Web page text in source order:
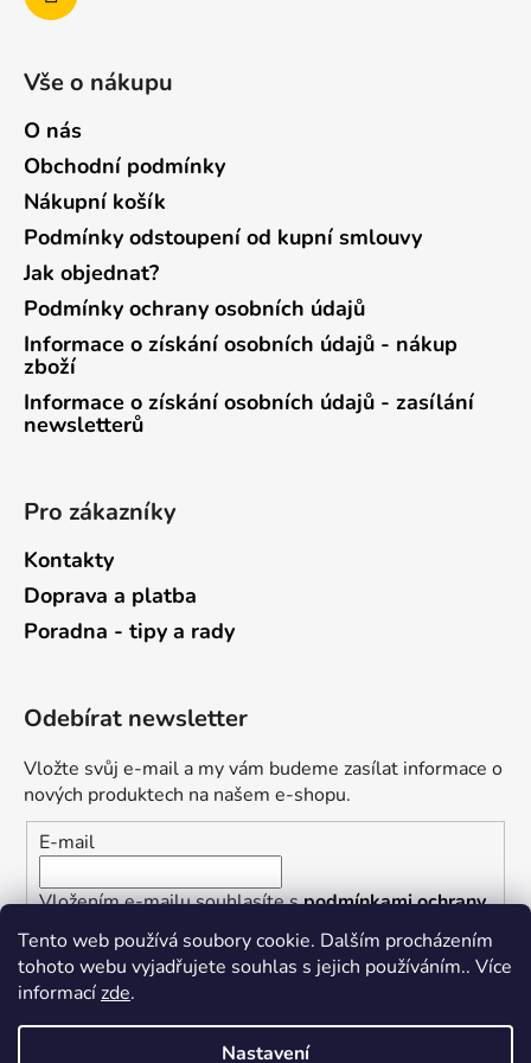
Tento web používá soubory cookie. Dalším procházením
tohoto webu vyjadřujete souhlas s jejich používáním.. Více
informacízde.
Nastavení
Vše o nákupu
O nás
Obchodní podmínky
Nákupní košík
Podmínky odstoupení od kupní smlouvy
Jak objednat?
Podmínky ochrany osobních údajů
Informace o získání osobních údajů - nákup
zboží
Informace o získání osobních údajů - zasílání
newsletterů
Pro zákazníky
Kontakty
Doprava a platba
Poradna - tipy a rady
Odebírat newsletter
Vložte svůj e-mail a my vám budeme zasílat informace o
nových produktech na našem e-shopu.
E-mail
Vložením e-mailu souhlasíte spodmínkami ochrany
osobních údajů
PŘIHLÁSIT SE